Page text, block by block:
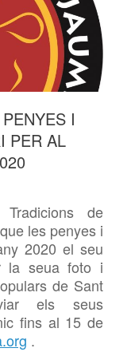
I
PER AL
de
les penyes i
2020 el seu
la seua foto i
de Sant
els seus
fins al 15 de
.